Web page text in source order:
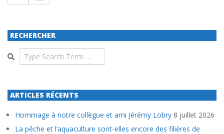
RECHERCHER
Search
ARTICLES RÉCENTS
Hommage à notre collègue et ami Jérémy Lobry 8 juillet 2026
La pêche et l’aquaculture sont-elles encore des filières de